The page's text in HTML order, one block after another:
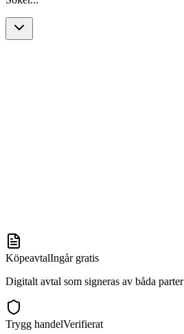
KöpeavtalIngår gratis
Digitalt avtal som signeras av båda parter
Trygg handelVerifierat